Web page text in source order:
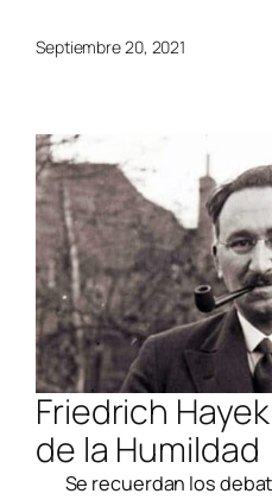
Septiembre 20, 2021
Friedrich
de la Humildad
Se recuerdan los